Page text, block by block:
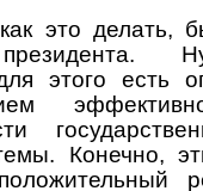
это делать,
этого есть
Конечно,